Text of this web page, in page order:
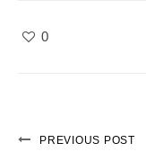
0
PREVIOUS POST